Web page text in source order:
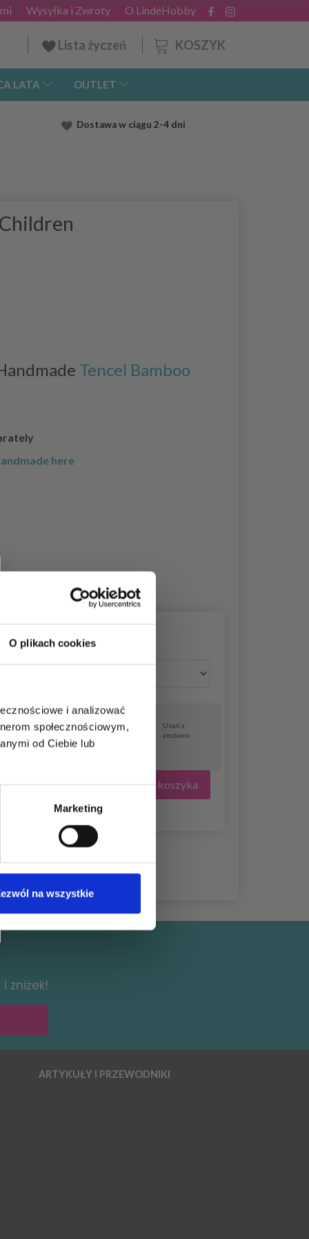
O plikach cookies
i analizować
społecznościowym,
od Ciebie lub
Marketing
na wszystkie
O LindeHobby
Wysyłka i Zwroty
KOSZYK
Lista życzeń
LATA OUTLET
Dostawaw ciągu 2-4 dni
Tencel Bamboo
here
magazynie
Usuń z
zestawu
Dodaj wszystko do koszyka
zniżek!
ARTYKUŁY I PRZEWODNIKI